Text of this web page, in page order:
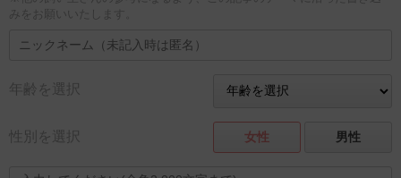
みをお願いいたします。
年齢を選択
性別を選択 女性 男性